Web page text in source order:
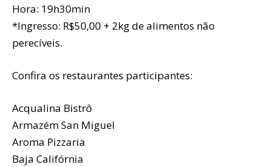
Hora: 19h30min
*Ingresso: R$50,00 + 2kg de alimentos não
perecíveis.
Confira os restaurantes participantes:
Acqualina Bistrô
Armazém San Miguel
Aroma Pizzaria
Baja Califórnia